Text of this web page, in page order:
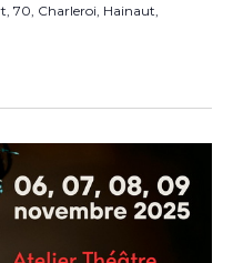
70, Charleroi, Hainaut,